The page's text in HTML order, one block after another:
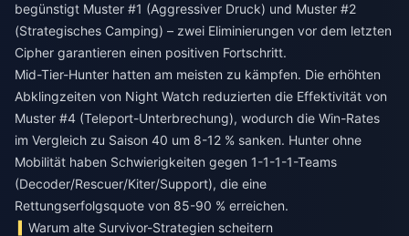
begünstigt Muster #1 (Aggressiver Druck) und Muster #2
(Strategisches Camping) – zwei Eliminierungen vor dem letzten
Cipher garantieren einen positiven Fortschritt.
Mid-Tier-Hunter hatten am meisten zu kämpfen. Die erhöhten
Abklingzeiten von Night Watch reduzierten die Effektivität von
Muster #4 (Teleport-Unterbrechung), wodurch die Win-Rates
im Vergleich zu Saison 40 um 8-12 % sanken. Hunter ohne
Mobilität haben Schwierigkeiten gegen 1-1-1-1-Teams
(Decoder/Rescuer/Kiter/Support), die eine
Rettungserfolgsquote von 85-90 % erreichen.
Warum alte Survivor-Strategien scheitern